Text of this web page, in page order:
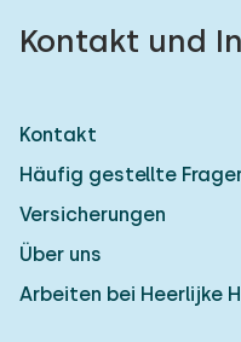
Kontakt und
Kontakt
Häufig gestellte
Versicherungen
Über uns
Arbeiten bei Heerlijke